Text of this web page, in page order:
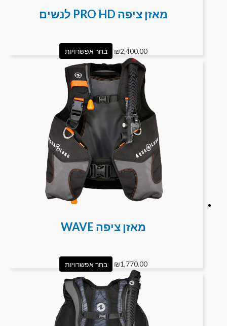
מאזן ציפה PRO HD לנשים
₪2,400.00 בחר אפשרויות
מאזן ציפה WAVE
₪1,770.00 בחר אפשרויות